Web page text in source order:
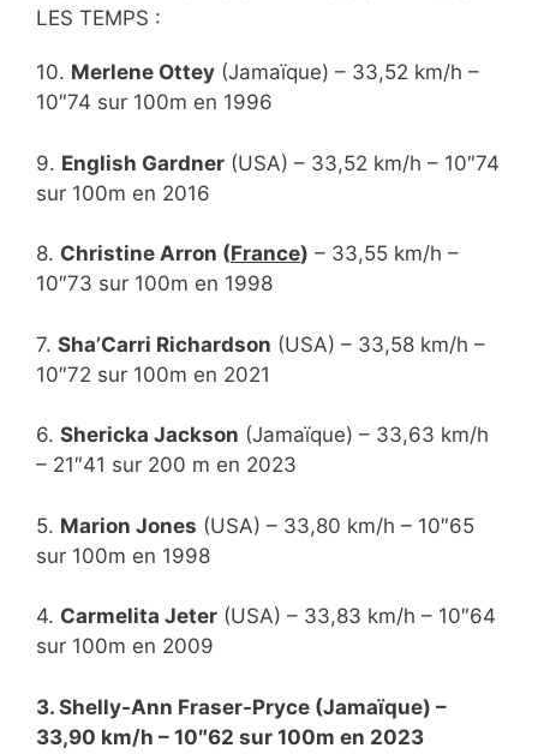
LES TEMPS :
10. Merlene Ottey (Jamaïque) – 33,52 km/h –
10″74 sur 100m en 1996
9. English Gardner (USA) – 33,52 km/h – 10″74
sur 100m en 2016
8. Christine Arron (France) – 33,55 km/h –
10″73 sur 100m en 1998
7. Sha’Carri Richardson (USA) – 33,58 km/h –
10″72 sur 100m en 2021
6. Shericka Jackson (Jamaïque) – 33,63 km/h
– 21″41 sur 200 m en 2023
5. Marion Jones (USA) – 33,80 km/h – 10″65
sur 100m en 1998
4. Carmelita Jeter (USA) – 33,83 km/h – 10″64
sur 100m en 2009
3. Shelly-Ann Fraser-Pryce (Jamaïque) –
33,90 km/h – 10″62 sur 100m en 2023